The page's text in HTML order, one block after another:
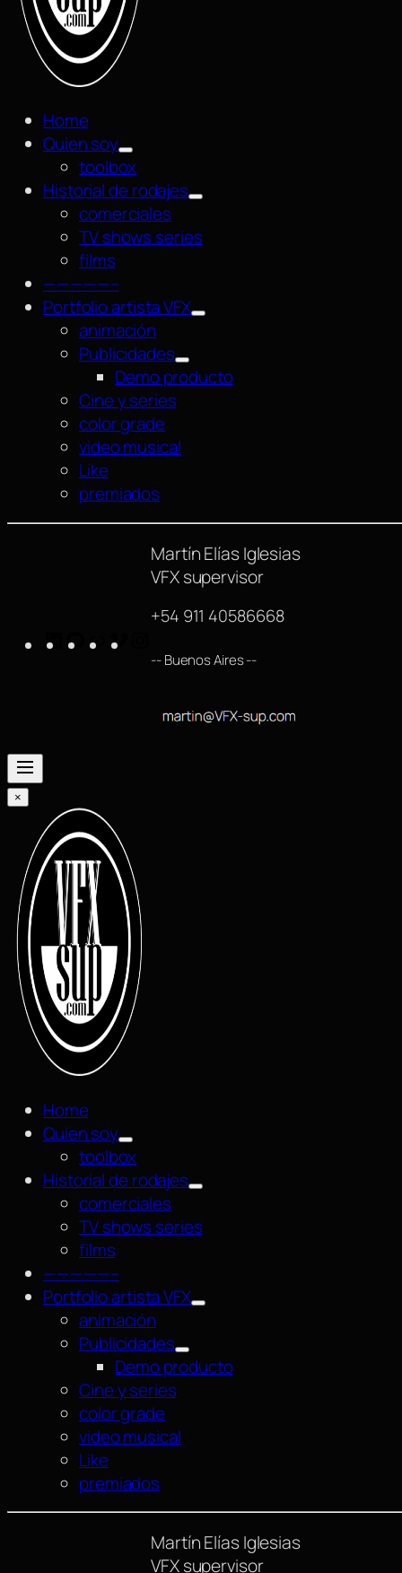
Home
Quien soy
toolbox
Historial de rodajes
comerciales
TV shows series
films
—————–
Portfolio artista VFX
animación
Publicidades
Demo producto
Cine y series
color grade
video musical
Like
premiados
LinkedIn
GitHubhttps://www.imdb.com/name/
Martín Elías Iglesias
VFX supervisor
+54 911 40586668
-- Buenos Aires --
×
Home
Quien soy
toolbox
Historial de rodajes
comerciales
TV shows series
films
—————–
Portfolio artista VFX
animación
Publicidades
Demo producto
Cine y series
color grade
video musical
Like
premiados
Martín Elías Iglesias
VFX supervisor